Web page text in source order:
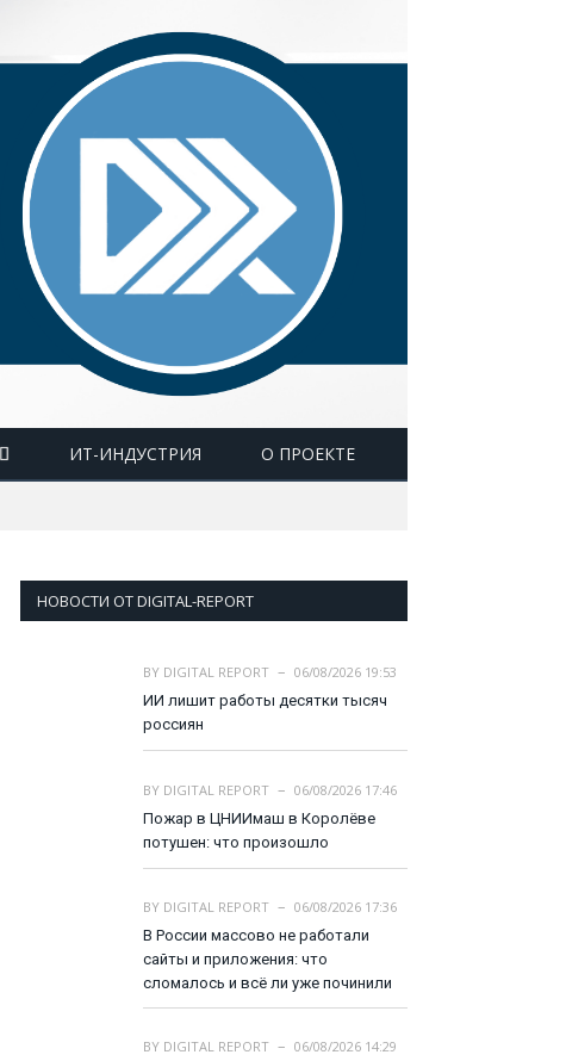
ИТ-ИНДУСТРИЯ О ПРОЕКТЕ
НОВОСТИ ОТ DIGITAL-REPORT
BY DIGITAL REPORT
06/08/2026 19:53
ИИ лишит работы десятки тысяч
россиян
BY DIGITAL REPORT
06/08/2026 17:46
Пожар в ЦНИИмаш в Королёве
потушен: что произошло
BY DIGITAL REPORT
06/08/2026 17:36
В России массово не работали
сайты и приложения: что
сломалось и всё ли уже починили
BY DIGITAL REPORT
06/08/2026 14:29